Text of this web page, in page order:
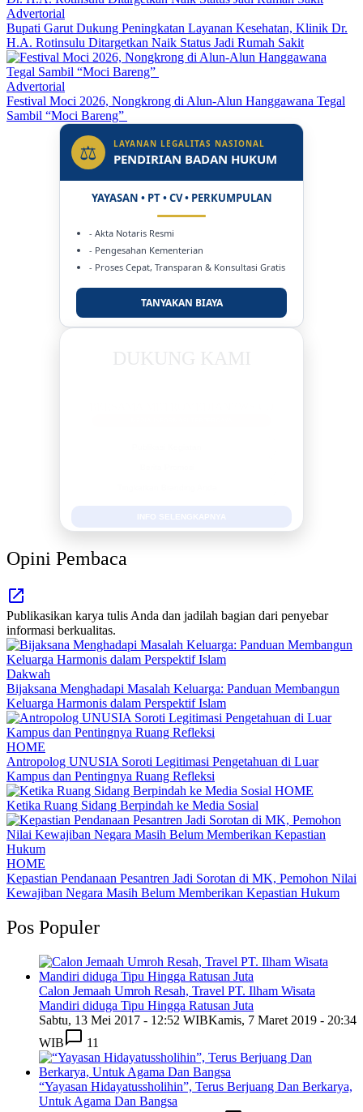
Advertorial
Bupati Garut Dukung Peningkatan Layanan Kesehatan, Klinik Dr.
H.A. Rotinsulu Ditargetkan Naik Status Jadi Rumah Sakit
Advertorial
Festival Moci 2026, Nongkrong di Alun-Alun Hanggawana Tegal
Sambil “Moci Bareng”
⚖ LAYANAN LEGALITAS NASIONAL
PENDIRIAN BADAN HUKUM
YAYASAN • PT • CV • PERKUMPULAN
- Akta Notaris Resmi
- Pengesahan Kementerian
- Proses Cepat, Transparan & Konsultasi Gratis
TANYAKAN BIAYA
Opini Pembaca
Publikasikan karya tulis Anda dan jadilah bagian dari penyebar
informasi berkualitas.
Dakwah
Bijaksana Menghadapi Masalah Keluarga: Panduan Membangun
Keluarga Harmonis dalam Perspektif Islam
HOME
Antropolog UNUSIA Soroti Legitimasi Pengetahuan di Luar
Kampus dan Pentingnya Ruang Refleksi
HOME
Ketika Ruang Sidang Berpindah ke Media Sosial
HOME
Kepastian Pendanaan Pesantren Jadi Sorotan di MK, Pemohon Nilai
Kewajiban Negara Masih Belum Memberikan Kepastian Hukum
Pos Populer
Calon Jemaah Umroh Resah, Travel PT. Ilham Wisata
Mandiri diduga Tipu Hingga Ratusan Juta
Sabtu, 13 Mei 2017 - 12:52 WIBKamis, 7 Maret 2019 - 20:34
WIB
11
“Yayasan Hidayatussholihin”, Terus Berjuang Dan Berkarya,
Untuk Agama Dan Bangsa